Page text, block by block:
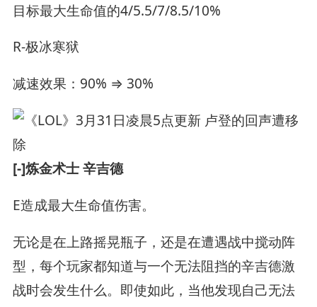
目标最大生命值的4/5.5/7/8.5/10%
R-极冰寒狱
减速效果：90% ⇒ 30%
[-]炼金术士 辛吉德
E造成最大生命值伤害。
无论是在上路摇晃瓶子，还是在遭遇战中搅动阵
型，每个玩家都知道与一个无法阻挡的辛吉德激
战时会发生什么。即使如此，当他发现自己无法